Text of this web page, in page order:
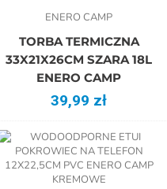
ENERO CAMP
TORBA TERMICZNA
33X21X26CM SZARA 18L
ENERO CAMP
39,99 zł